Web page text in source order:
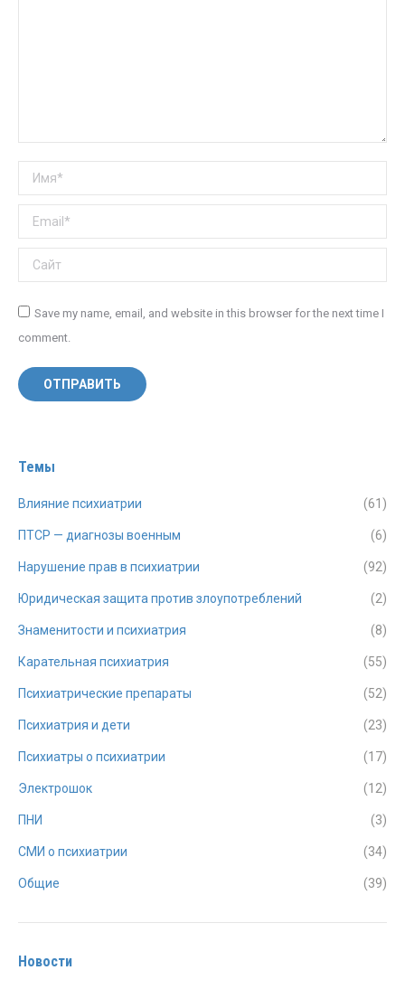
Имя *
Email *
Сайт
Save my name, email, and website in this browser for the next time I
comment.
ОТПРАВИТЬ
Темы
Влияние психиатрии (61)
ПТСР — диагнозы военным (6)
Нарушение прав в психиатрии (92)
Юридическая защита против злоупотреблений (2)
Знаменитости и психиатрия (8)
Карательная психиатрия (55)
Психиатрические препараты (52)
Психиатрия и дети (23)
Психиатры о психиатрии (17)
Электрошок (12)
ПНИ (3)
СМИ о психиатрии (34)
Общие (39)
Новости